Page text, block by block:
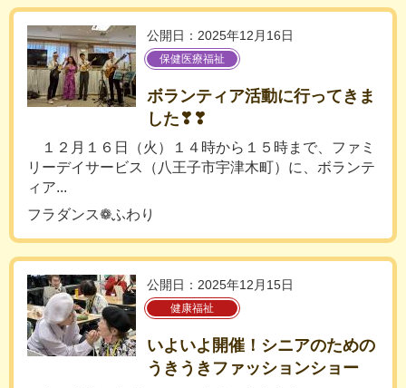
公開日：2025年12月16日
保健医療福祉
ボランティア活動に行ってきま
した❣❣
１２月１６日（火）１４時から１５時まで、ファミ
リーデイサービス（八王子市宇津木町）に、ボランテ
ィア...
フラダンス❁ふわり
公開日：2025年12月15日
健康福祉
いよいよ開催！シニアのための
うきうきファッションショー